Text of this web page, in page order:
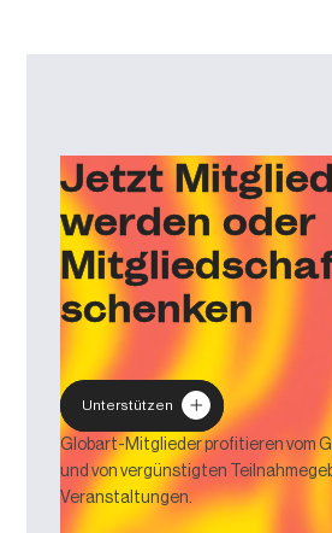
Jetzt Mitglied
werden oder
schenken
Unterstützen
Globart-Mitglieder profitieren vom
und von vergünstigten
Veranstaltungen.